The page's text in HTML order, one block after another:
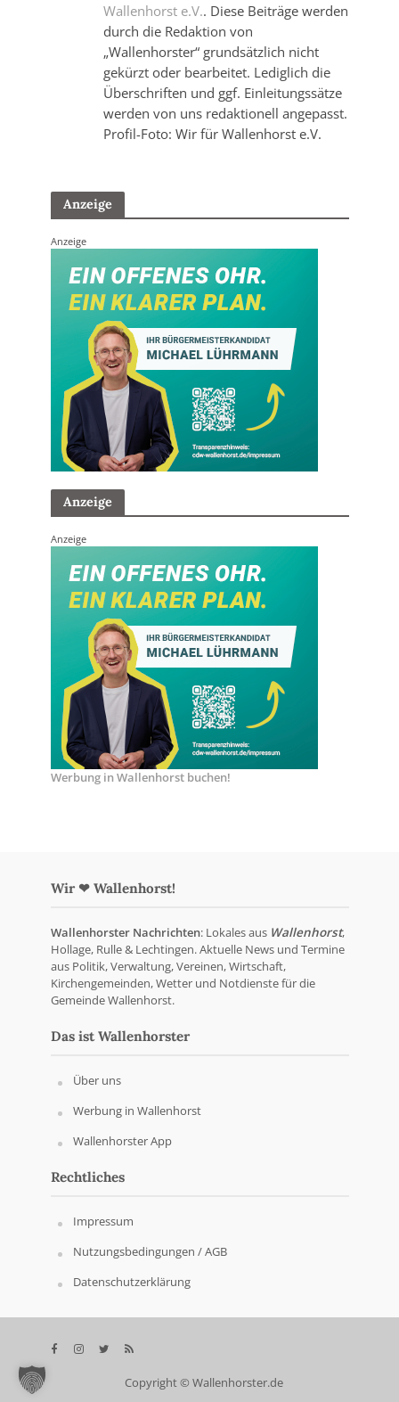
Wallenhorst e.V.. Diese Beiträge werden
durch die Redaktion von
„Wallenhorster“ grundsätzlich nicht
gekürzt oder bearbeitet. Lediglich die
Überschriften und ggf. Einleitungssätze
werden von uns redaktionell angepasst.
Profil-Foto: Wir für Wallenhorst e.V.
Anzeige
Anzeige
Anzeige
Anzeige
Werbung in Wallenhorst buchen!
Wir ❤ Wallenhorst!
Wallenhorster Nachrichten: Lokales aus Wallenhorst,
Hollage, Rulle & Lechtingen. Aktuelle News und Termine
aus Politik, Verwaltung, Vereinen, Wirtschaft,
Kirchengemeinden, Wetter und Notdienste für die
Gemeinde Wallenhorst.
Das ist Wallenhorster
Über uns
Werbung in Wallenhorst
Wallenhorster App
Rechtliches
Impressum
Nutzungsbedingungen / AGB
Datenschutzerklärung
Copyright © Wallenhorster.de